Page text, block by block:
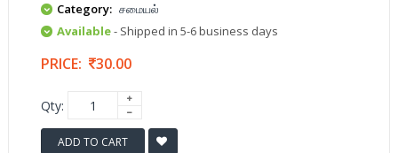
Category: சமையல்
Available- Shipped in 5-6 business days
PRICE: 30.00
Qty:
ADD TO CART